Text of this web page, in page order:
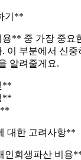
기**
** 중 가장 중요
이 부분에서 신중
알려줄게요.
**
**
대한 고려사항**
인회생파산 비용